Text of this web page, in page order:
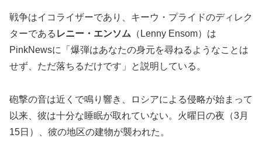
戦争はイコライザーであり、キーウ・プライドのディレク
ターである レニー・エンソム （Lenny Ensom）は
PinkNewsに「爆弾はあなたの身元を尋ねるようなことは
せず、ただ落ちるだけです」と説明している。
砲撃の音は近くで鳴り響き、ロシアによる侵略が始まって
以来、彼は十分な睡眠が取れていない。火曜日の夜（3月
15日）、彼の地区の建物が襲われた。